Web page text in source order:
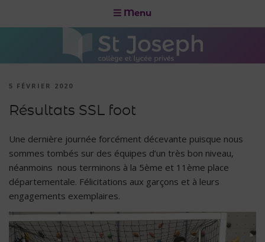
Menu
5 FÉVRIER 2020
Résultats SSL foot
Une dernière journée forcément décevante puisque nous
sommes tombés sur des équipes d’un très bon niveau,
néanmoins nous terminons à la 5ème et 11ème place
départementale. Félicitations aux garçons et à leurs
engagements exemplaires.